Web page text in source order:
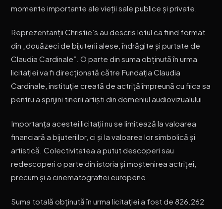
momente importante ale vieții sale publice și private.
Reprezentanții Christie’s au descris lotul ca fiind format
din „douăzeci de bijuterii alese, îndrăgite și purtate de
Claudia Cardinale”. O parte din suma obținută în urma
licitației va fi direcționată către Fundația Claudia
Cardinale, instituție creată de actriță împreună cu fiica sa
pentru a sprijini tinerii artiști din domeniul audiovizualului.
Importanța acestei licitații nu se limitează la valoarea
financiară a bijuteriilor, ci și la valoarea lor simbolică și
artistică. Colectivitatea a putut descoperi sau
redescoperi o parte din istoria și moștenirea actriței,
precum și a cinematografiei europene.
Suma totală obținută în urma licitației a fost de 826.262